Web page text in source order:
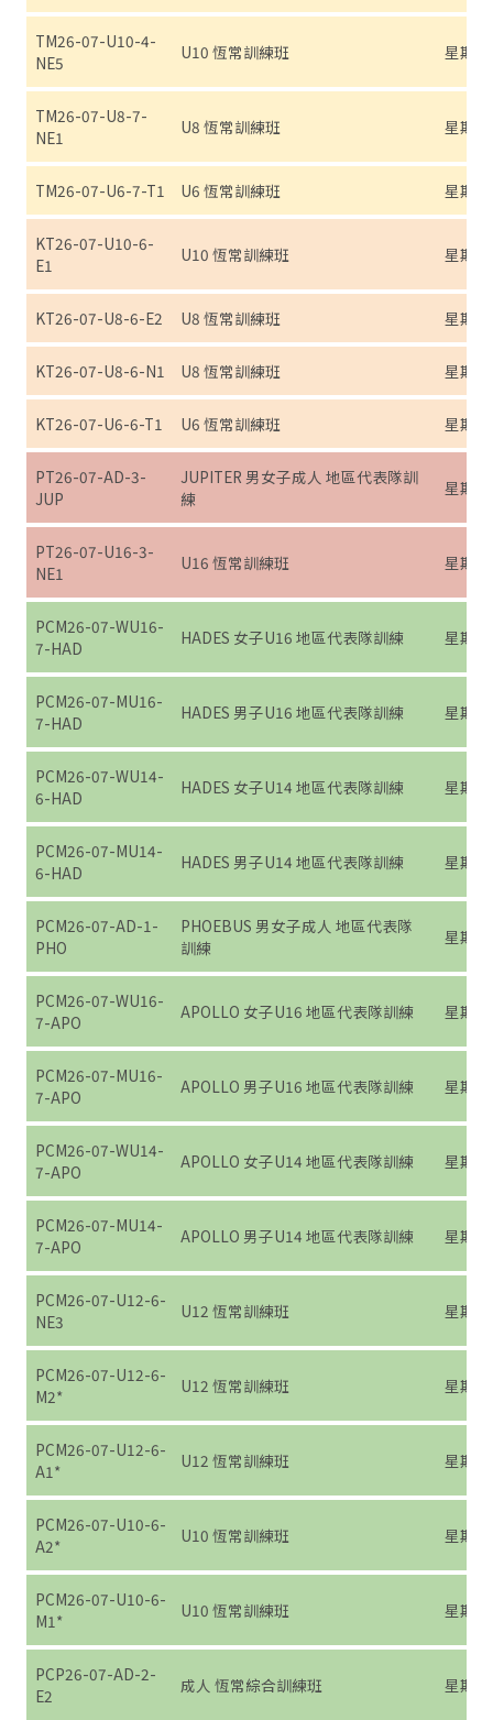
TM26-07-U10-4-
NE5
U10 恆常訓練班 星期
TM26-07-U8-7-
NE1
U8 恆常訓練班 星期
TM26-07-U6-7-T1 U6 恆常訓練班 星期
KT26-07-U10-6-
E1
U10 恆常訓練班 星期
KT26-07-U8-6-E2 U8 恆常訓練班 星期
KT26-07-U8-6-N1 U8 恆常訓練班 星期
KT26-07-U6-6-T1 U6 恆常訓練班 星期
PT26-07-AD-3-
JUP
JUPITER 男女子成人 地區代表隊訓
練
星期
PT26-07-U16-3-
NE1
U16 恆常訓練班 星期
PCM26-07-WU16-
7-HAD
HADES 女子U16 地區代表隊訓練 星期
PCM26-07-MU16-
7-HAD
HADES 男子U16 地區代表隊訓練 星期
PCM26-07-WU14-
6-HAD
HADES 女子U14 地區代表隊訓練 星期
PCM26-07-MU14-
6-HAD
HADES 男子U14 地區代表隊訓練 星期
PCM26-07-AD-1-
PHO
PHOEBUS 男女子成人 地區代表隊
訓練
星期
PCM26-07-WU16-
7-APO
APOLLO 女子U16 地區代表隊訓練 星期
PCM26-07-MU16-
7-APO
APOLLO 男子U16 地區代表隊訓練 星期
PCM26-07-WU14-
7-APO
APOLLO 女子U14 地區代表隊訓練 星期
PCM26-07-MU14-
7-APO
APOLLO 男子U14 地區代表隊訓練 星期
PCM26-07-U12-6-
NE3
U12 恆常訓練班 星期
PCM26-07-U12-6-
M2*
U12 恆常訓練班 星期
PCM26-07-U12-6-
A1*
U12 恆常訓練班 星期
PCM26-07-U10-6-
A2*
U10 恆常訓練班 星期
PCM26-07-U10-6-
M1*
U10 恆常訓練班 星期
PCP26-07-AD-2-
E2
成人 恆常綜合訓練班 星期